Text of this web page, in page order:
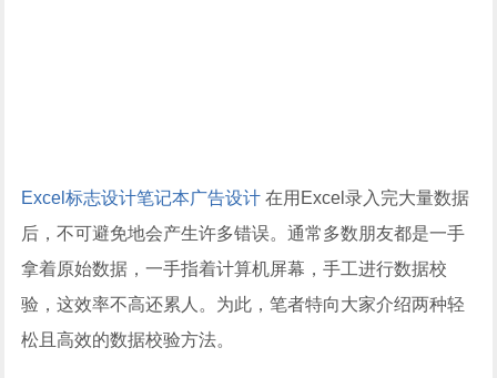
Excel标志设计笔记本广告设计 在用Excel录入完大量数据
后，不可避免地会产生许多错误。通常多数朋友都是一手
拿着原始数据，一手指着计算机屏幕，手工进行数据校
验，这效率不高还累人。为此，笔者特向大家介绍两种轻
松且高效的数据校验方法。